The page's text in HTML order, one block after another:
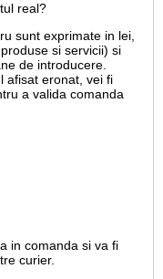
real?
sunt exprimate in lei,
si servicii) si
de introducere.
afisat eronat, vei fi
a valida comanda
in comanda si va fi
curier.